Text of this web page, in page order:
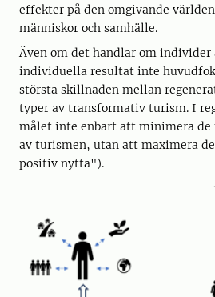
effekter på den omgivande
människor och samhälle.
Även om det handlar om individer
individuella resultat inte
största skillnaden mellan
typer av transformativ turism. I
målet inte enbart att minimera de
av turismen, utan att maximera
positiv nytta").